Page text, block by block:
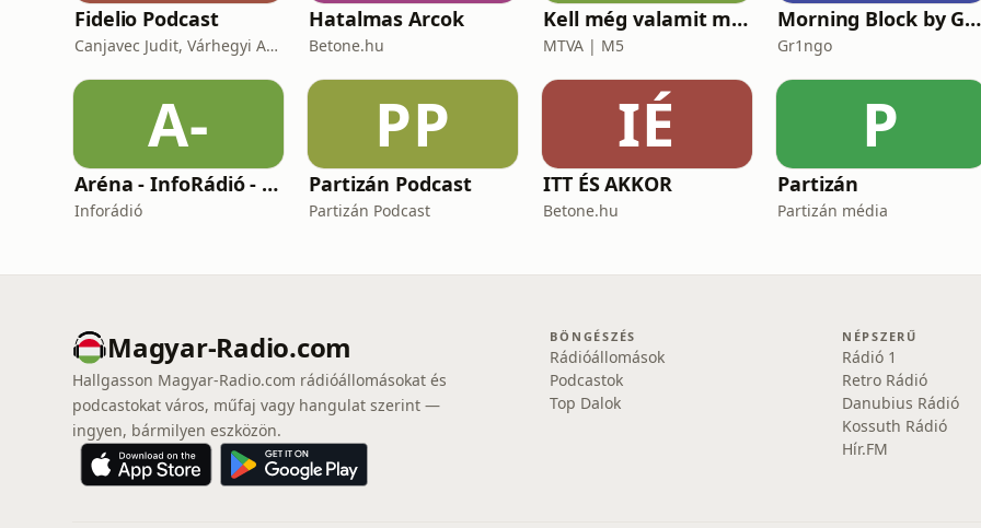
Fidelio Podcast
Canjavec Judit, Várhegyi András, Gyürke Kata, Tompa Diána, Vass Antónia
Hatalmas Arcok
Betone.hu
Kell még valamit mondanom, Ildikó?
MTVA | M5
Morning Block by Gr1ngo
Gr1ngo
A-
Aréna - InfoRádió - Infostart.hu
Inforádió
PP
Partizán Podcast
Partizán Podcast
IÉ
ITT ÉS AKKOR
Betone.hu
P
Partizán
Partizán média
Magyar-Radio.com
Hallgasson Magyar-Radio.com rádióállomásokat és
podcastokat város, műfaj vagy hangulat szerint —
ingyen, bármilyen eszközön.
BÖNGÉSZÉS
Rádióállomások
Podcastok
Top Dalok
NÉPSZERŰ
Rádió 1
Retro Rádió
Danubius Rádió
Kossuth Rádió
Hír.FM